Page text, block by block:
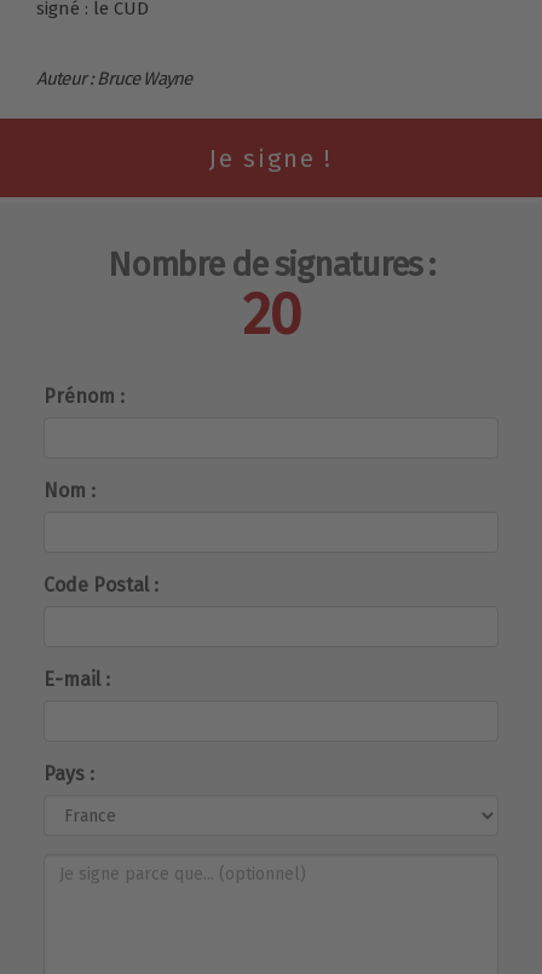
signé : le CUD
Auteur : Bruce Wayne
Nombre de signatures :
20
Prénom :
Nom :
Code Postal :
E-mail :
Pays :